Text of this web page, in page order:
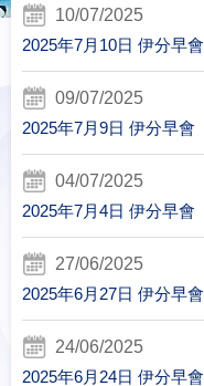
10/07/2025
2025年7月10日 伊分早會
09/07/2025
2025年7月9日 伊分早會
04/07/2025
2025年7月4日 伊分早會
27/06/2025
2025年6月27日 伊分早會
24/06/2025
2025年6月24日 伊分早會